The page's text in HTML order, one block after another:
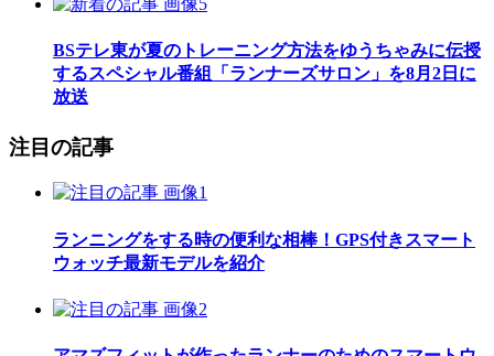
BSテレ東が夏のトレーニング方法をゆうちゃみに伝授
するスペシャル番組「ランナーズサロン」を8月2日に
放送
注目の記事
ランニングをする時の便利な相棒！GPS付きスマート
ウォッチ最新モデルを紹介